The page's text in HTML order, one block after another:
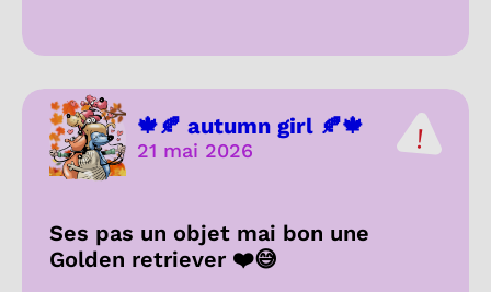
🍁🍂 autumn girl 🍂🍁
21 mai 2026
Ses pas un objet mai bon une
Golden retriever ❤️😅